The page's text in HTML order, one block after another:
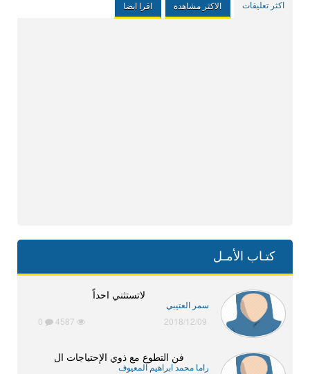
اكثر تعليقات الاكثر مشاهدة اقرا ايضا
كتـاب الأمـل
لاتستثني احداً
سمر العتيبي
2018/12/09
فن التطوع مع ذوي الإحتياجات ال
راما محمد ابراهيم المعيوف